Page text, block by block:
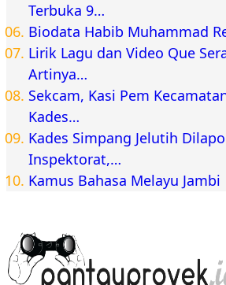
Terbuka 9…
Biodata Habib Muhammad
Lirik Lagu dan Video Que
Artinya…
Sekcam, Kasi Pem
Kades…
Kades Simpang Jelutih
Inspektorat,…
Kamus Bahasa Melayu Jambi